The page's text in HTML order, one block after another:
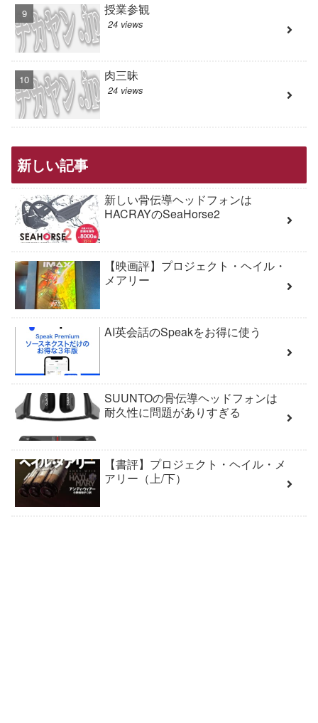
授業参観
24 views
肉三昧
24 views
新しい記事
新しい骨伝導ヘッドフォンは
HACRAYのSeaHorse2
【映画評】プロジェクト・ヘイル・
メアリー
AI英会話のSpeakをお得に使う
SUUNTOの骨伝導ヘッドフォンは
耐久性に問題がありすぎる
【書評】プロジェクト・ヘイル・メ
アリー（上/下）